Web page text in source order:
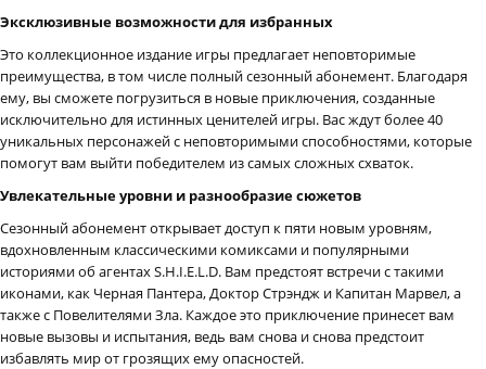
Эксклюзивные возможности для избранных
Это коллекционное издание игры предлагает неповторимые
преимущества, в том числе полный сезонный абонемент. Благодаря
ему, вы сможете погрузиться в новые приключения, созданные
исключительно для истинных ценителей игры. Вас ждут более 40
уникальных персонажей с неповторимыми способностями, которые
помогут вам выйти победителем из самых сложных схваток.
Увлекательные уровни и разнообразие сюжетов
Сезонный абонемент открывает доступ к пяти новым уровням,
вдохновленным классическими комиксами и популярными
историями об агентах S.H.I.E.L.D. Вам предстоят встречи с такими
иконами, как Черная Пантера, Доктор Стрэндж и Капитан Марвел, а
также с Повелителями Зла. Каждое это приключение принесет вам
новые вызовы и испытания, ведь вам снова и снова предстоит
избавлять мир от грозящих ему опасностей.